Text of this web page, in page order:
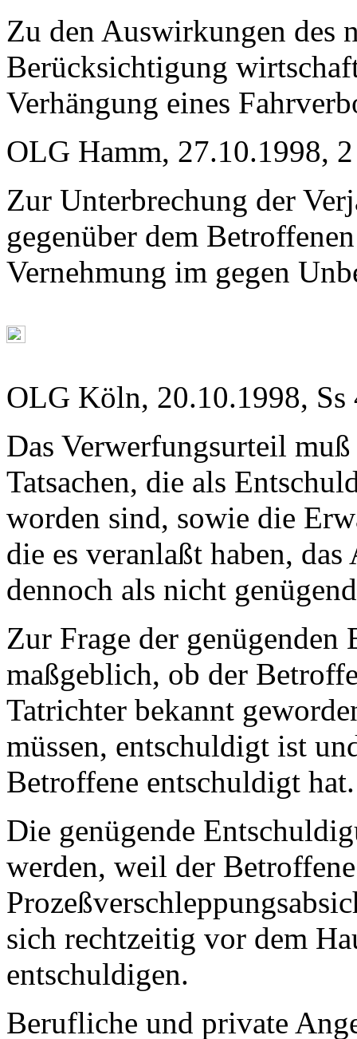
Zu den Auswirkungen des
Berücksichtigung
Verhängung eines
OLG Hamm, 27.10.1998,
Zur Unterbrechung der
gegenüber dem
Vernehmung im gegen
OLG Köln, 20.10.1998,
Das Verwerfungsurteil
Tatsachen, die als
worden sind, sowie die
die es veranlaßt haben,
dennoch als nicht
Zur Frage der
maßgeblich, ob der
Tatrichter bekannt
müssen, entschuldigt ist
Betroffene entschuldigt hat.
Die genügende
werden, weil der
sich rechtzeitig vor dem
entschuldigen.
Berufliche und private